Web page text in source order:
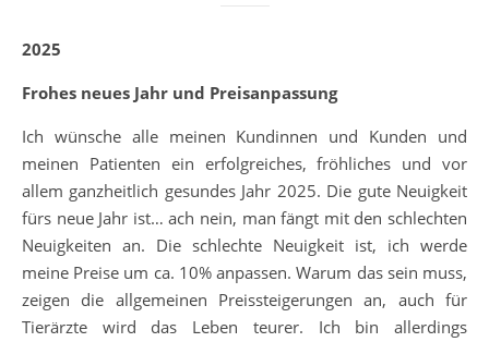
2025
Frohes neues Jahr und Preisanpassung
Ich wünsche alle meinen Kundinnen und Kunden und
meinen Patienten ein erfolgreiches, fröhliches und vor
allem ganzheitlich gesundes Jahr 2025. Die gute Neuigkeit
fürs neue Jahr ist… ach nein, man fängt mit den schlechten
Neuigkeiten an. Die schlechte Neuigkeit ist, ich werde
meine Preise um ca. 10% anpassen. Warum das sein muss,
zeigen die allgemeinen Preissteigerungen an, auch für
Tierärzte wird das Leben teurer. Ich bin allerdings